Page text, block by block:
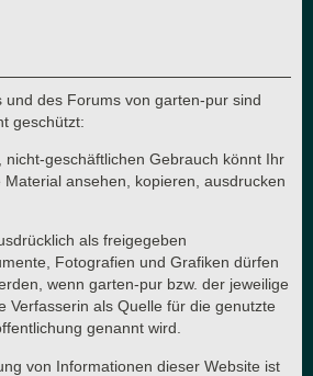
und des Forums von garten-pur sind
geschützt:
nicht-geschäftlichen Gebrauch könnt Ihr
ansehen, kopieren, ausdrucken
als freigegeben
Fotografien und Grafiken dürfen
wenn garten-pur bzw. der jeweilige
Verfasserin als Quelle für die genutzte
genannt wird.
von Informationen dieser Website ist